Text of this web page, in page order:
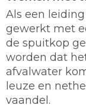
Als een
gewerkt met
de spuitkop
worden dat
afvalwater
leuze en
vaandel.